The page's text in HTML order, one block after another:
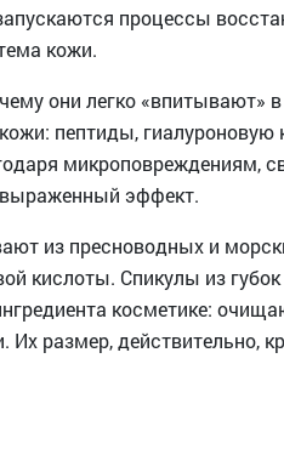
процессы
кожи.
они легко «впитывают»
пептиды, гиалуроновую
микроповреждениям,
эффект.
из пресноводных и
кислоты. Спикулы из
косметике:
размер, действительно,